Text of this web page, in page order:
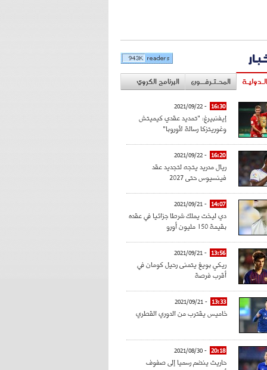
المحـتـرفــون البرنامج الكروي
16:30
- 2021/09/22
إيفنبيرغ: "تمديد عقدي كيميتش
وغوريتزكا رسالة لأوروبا"
16:20
- 2021/09/22
ريال مدريد يتجه لتجديد عقد
فينسيوس حتى 2027
14:07
- 2021/09/21
دي ليخت يملك شرطا جزائيا في عقده
بقيمة 150 مليون أورو
13:56
- 2021/09/21
ريكي بويغ يتمنى رحيل كومان في
أقرب فرصة
13:33
- 2021/09/21
خاميس يقترب من الدوري القطري
20:18
- 2021/08/30
حاريث ينضم رسميا إلى صفوف